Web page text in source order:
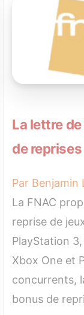
La lettre
de reprises
Par Benjamin
La FNAC
reprise de
PlayStation 3,
Xbox One et
concurrents,
bonus de